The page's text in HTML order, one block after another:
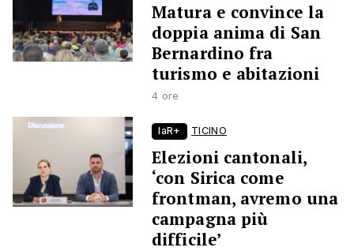
Matura e convince la
doppia anima di San
Bernardino fra
turismo e abitazioni
4 ore
laR+ TICINO
Elezioni cantonali,
‘con Sirica come
frontman, avremo una
campagna più
difficile’